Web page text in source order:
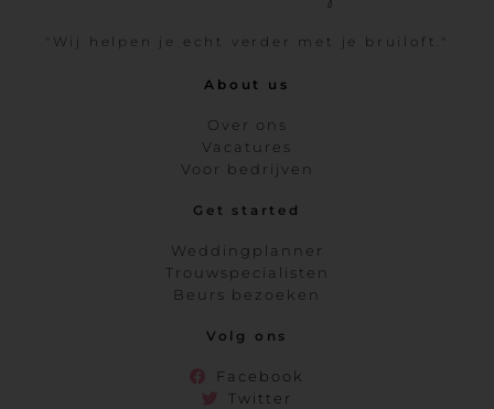
"Wij helpen je echt verder met je bruiloft."
About us
Over ons
Vacatures
Voor bedrijven
Get started
Weddingplanner
Trouwspecialisten
Beurs bezoeken
Volg ons
Facebook
Twitter